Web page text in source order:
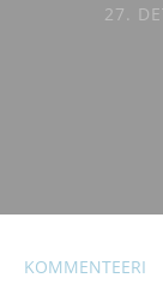
27.
KOMMENTEERI